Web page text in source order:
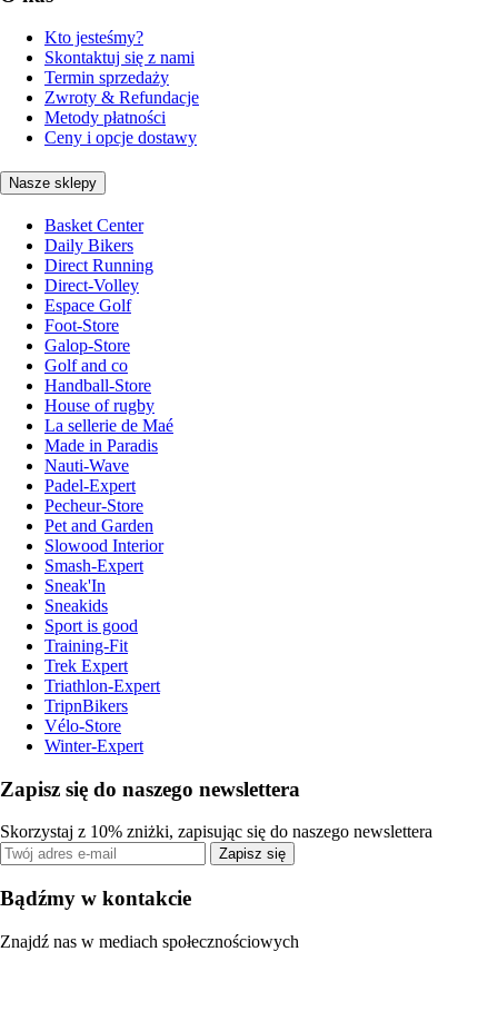
Kto jesteśmy?
Skontaktuj się z nami
Termin sprzedaży
Zwroty & Refundacje
Metody płatności
Ceny i opcje dostawy
Nasze sklepy
Basket Center
Daily Bikers
Direct Running
Direct-Volley
Espace Golf
Foot-Store
Galop-Store
Golf and co
Handball-Store
House of rugby
La sellerie de Maé
Made in Paradis
Nauti-Wave
Padel-Expert
Pecheur-Store
Pet and Garden
Slowood Interior
Smash-Expert
Sneak'In
Sneakids
Sport is good
Training-Fit
Trek Expert
Triathlon-Expert
TripnBikers
Vélo-Store
Winter-Expert
Zapisz się do naszego newslettera
Skorzystaj z 10% zniżki, zapisując się do naszego newslettera
Zapisz się
Bądźmy w kontakcie
Znajdź nas w mediach społecznościowych